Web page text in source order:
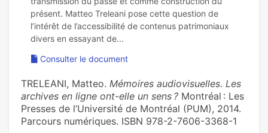
présent. Matteo Treleani pose cette question de
l’intérêt de l’accessibilité de contenus patrimoniaux
Consulter le document
TRELEANI, Matteo. Mémoires audiovisuelles. Les
archives en ligne ont-elle un sens ? Montréal : Les
Presses de l’Université de Montréal (PUM), 2014.
Parcours numériques. ISBN 978-2-7606-3368-1